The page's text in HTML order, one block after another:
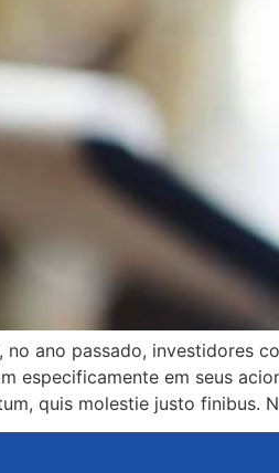
no ano passado, investidores
especificamente em seus
quis molestie justo finibus.